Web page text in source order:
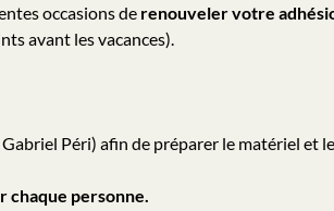
occasions de renouveler votre
avant les vacances).
Péri) afin de préparer le matériel et
chaque personne.